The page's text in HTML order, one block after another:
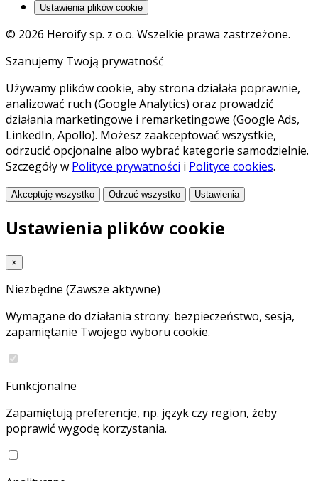
Ustawienia plików cookie
© 2026 Heroify sp. z o.o. Wszelkie prawa zastrzeżone.
Szanujemy Twoją prywatność
Używamy plików cookie, aby strona działała poprawnie,
analizować ruch (Google Analytics) oraz prowadzić
działania marketingowe i remarketingowe (Google Ads,
LinkedIn, Apollo). Możesz zaakceptować wszystkie,
odrzucić opcjonalne albo wybrać kategorie samodzielnie.
Szczegóły w Polityce prywatności i Polityce cookies.
Akceptuję wszystko Odrzuć wszystko Ustawienia
Ustawienia plików cookie
×
Niezbędne (Zawsze aktywne)
Wymagane do działania strony: bezpieczeństwo, sesja,
zapamiętanie Twojego wyboru cookie.
Funkcjonalne
Zapamiętują preferencje, np. język czy region, żeby
poprawić wygodę korzystania.